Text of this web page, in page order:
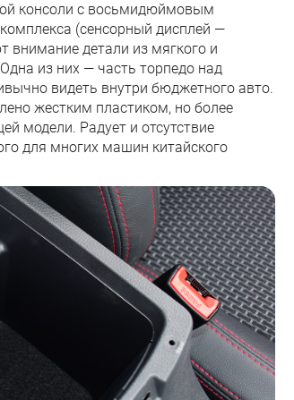
консоли с восьмидюймовым
(сенсорный дисплей —
внимание детали из мягкого и
из них — часть торпедо над
видеть внутри бюджетного авто.
жестким пластиком, но более
модели. Радует и отсутствие
для многих машин китайского